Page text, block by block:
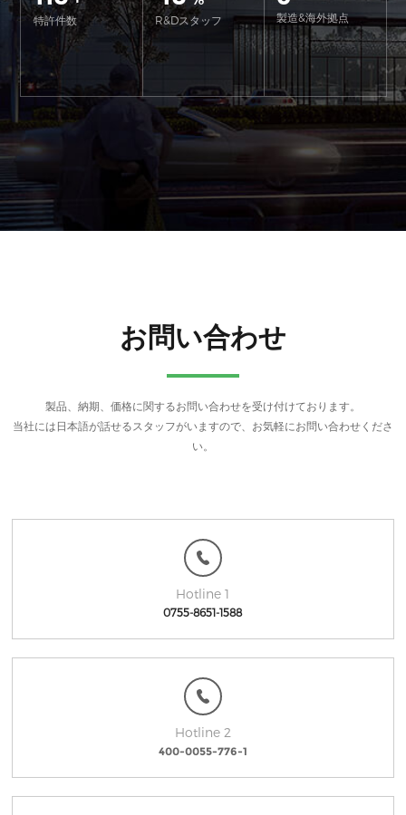
特許件数 R&Dスタッフ 製造&海外拠点
お問い合わせ
製品、納期、価格に関するお問い合わせを受け付けております。
当社には日本語が話せるスタッフがいますので、お気軽にお問い合わせくださ
い。
Hotline 1
0755-8651-1588
Hotline 2
400-0055-776-1